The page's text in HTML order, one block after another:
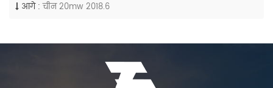
आगे : चीन 20mw 2018.6